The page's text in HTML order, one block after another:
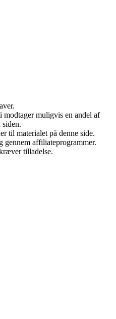
muligvis en andel af
siden.
til materialet på denne side.
affiliateprogrammer.
tilladelse.